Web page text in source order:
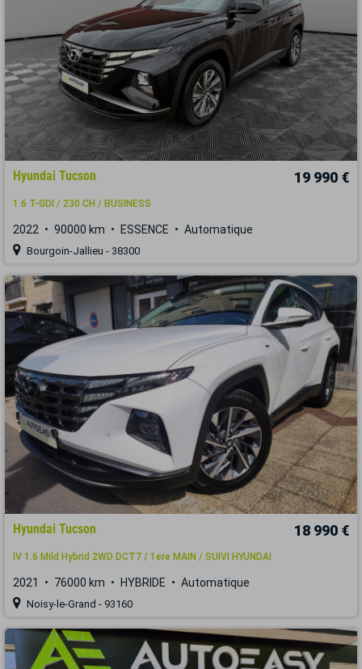
Hyundai Tucson 19 990 €
1.6 T-GDI / 230 CH / BUSINESS
2022 90000 km ESSENCE Automatique
Bourgoin-Jallieu - 38300
Hyundai Tucson 18 990 €
IV 1.6 Mild Hybrid 2WD DCT7 / 1ere MAIN / SUIVI HYUNDAI
2021 76000 km HYBRIDE Automatique
Noisy-le-Grand - 93160